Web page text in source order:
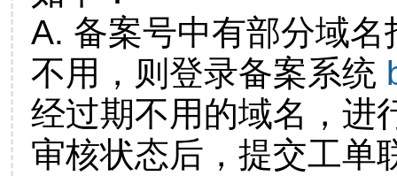
A. 备案号中有部分域
不用，则登录备案系统
经过期不用的域名，进
审核状态后，提交工单